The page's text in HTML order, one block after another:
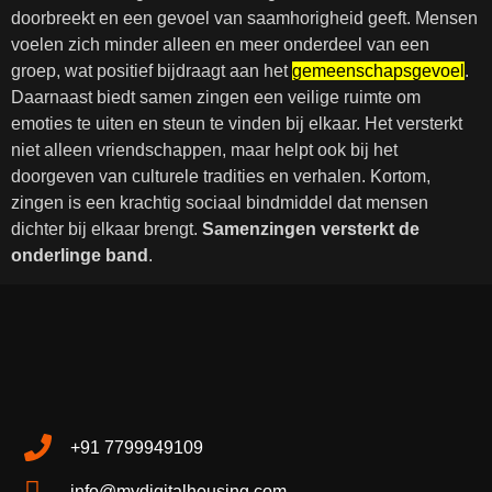
doorbreekt en een gevoel van saamhorigheid geeft. Mensen
voelen zich minder alleen en meer onderdeel van een
groep, wat positief bijdraagt aan hetgemeenschapsgevoel .
Daarnaast biedt samen zingen een veilige ruimte om
emoties te uiten en steun te vinden bij elkaar. Het versterkt
niet alleen vriendschappen, maar helpt ook bij het
doorgeven van culturele tradities en verhalen. Kortom,
zingen is een krachtig sociaal bindmiddel dat mensen
dichter bij elkaar brengt. Samenzingen versterkt de
onderlinge band .
+91 7799949109